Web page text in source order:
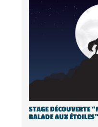
STAGE DÉCOUVERTE
BALADE AUX ÉTOILES”